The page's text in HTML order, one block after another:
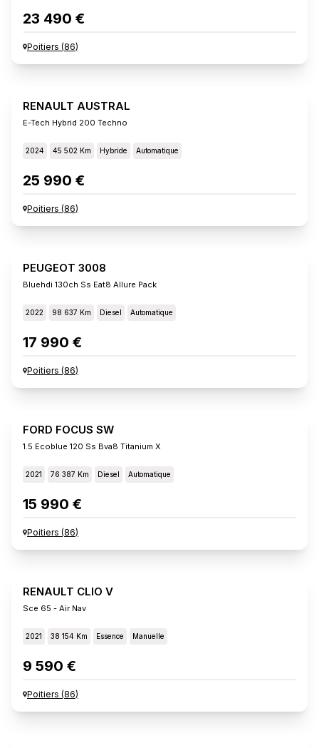
23 490 €
Poitiers (86)
RENAULT AUSTRAL
E-Tech Hybrid 200 Techno
2024 45 502 Km Hybride Automatique
25 990 €
Poitiers (86)
PEUGEOT 3008
Bluehdi 130ch Ss Eat8 Allure Pack
2022 98 637 Km Diesel Automatique
17 990 €
Poitiers (86)
FORD FOCUS SW
1.5 Ecoblue 120 Ss Bva8 Titanium X
2021 76 387 Km Diesel Automatique
15 990 €
Poitiers (86)
RENAULT CLIO V
Sce 65 - Air Nav
2021 38 154 Km Essence Manuelle
9 590 €
Poitiers (86)